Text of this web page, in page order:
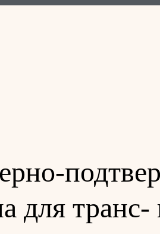
для